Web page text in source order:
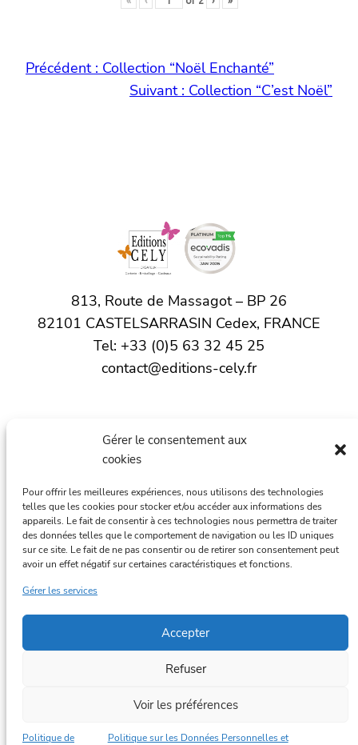
Gérer le consentement aux
cookies
Pour offrir les meilleures expériences, nous utilisons des technologies
telles que les cookies pour stocker et/ou accéder aux informations des
appareils. Le fait de consentir à ces technologies nous permettra de traiter
des données telles que le comportement de navigation ou les ID uniques
sur ce site. Le fait de ne pas consentir ou de retirer son consentement peut
avoir un effet négatif sur certaines caractéristiques et fonctions.
Gérer les services
Accepter
Refuser
Voir les préférences
Politique de Politique sur les Données Personnelles et
Précédent : Collection “Noël Enchanté”
Suivant : Collection “C’est Noël”
813, Route de Massagot – BP 26
82101 CASTELSARRASIN Cedex, FRANCE
Tel: +33 (0)5 63 32 45 25
contact@editions-cely.fr
L’actualité
Les produits
La Société
Nous contacter
Facebook des Éditions Cely Instagram des Éditions Cely Linkedin des Éditions Cely
Mentions légales
Politique sur les Données Personnelles (RGPD) et